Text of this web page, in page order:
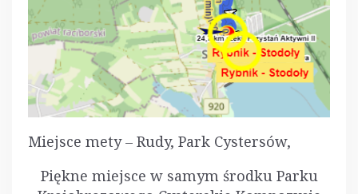
Miejsce mety – Rudy, Park Cystersów,
Piękne miejsce w samym środku Parku